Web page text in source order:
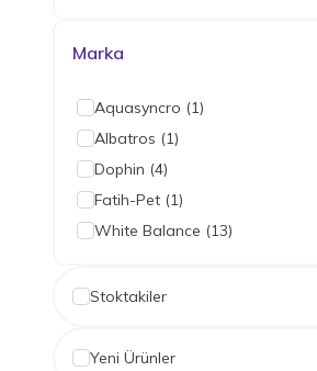
Marka
Aquasyncro (1)
Albatros (1)
Dophin (4)
Fatih-Pet (1)
White Balance (13)
Stoktakiler
Yeni Ürünler